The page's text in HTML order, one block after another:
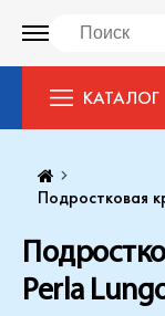
КАТАЛОГ
Подростковая
Perla